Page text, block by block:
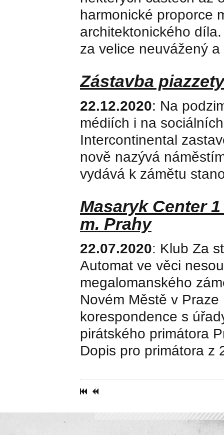
harmonické proporce
architektonického
za velice neuvážený
Zástavba
22.12.2020: Na
médiích i na
Intercontinental
nově nazývá
vydává k zámětu
Masaryk Center
m. Prahy
22.07.2020: Klub Za
Automat ve věci
megalomanského
Novém Městě v
korespondence s
pirátského primátora
Dopis pro primátora z